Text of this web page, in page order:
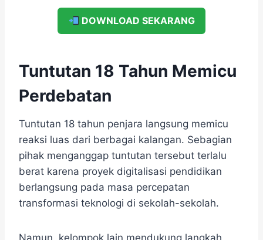
DOWNLOAD SEKARANG
Tuntutan 18 Tahun Memicu
Perdebatan
Tuntutan 18 tahun penjara langsung memicu
reaksi luas dari berbagai kalangan. Sebagian
pihak menganggap tuntutan tersebut terlalu
berat karena proyek digitalisasi pendidikan
berlangsung pada masa percepatan
transformasi teknologi di sekolah-sekolah.